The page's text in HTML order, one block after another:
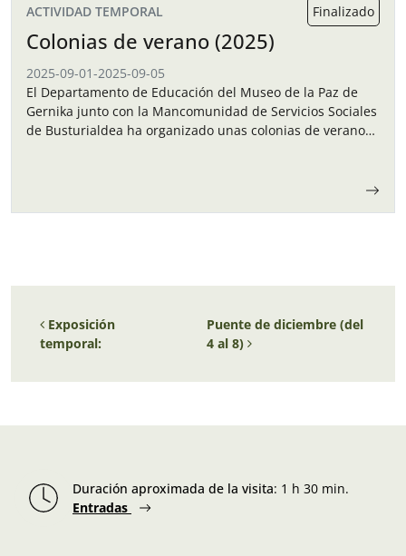
ACTIVIDAD TEMPORAL Finalizado
Colonias de verano (2025)
2025-09-01-2025-09-05
El Departamento de Educación del Museo de la Paz de
Gernika junto con la Mancomunidad de Servicios Sociales
de Busturialdea ha organizado unas colonias de verano
Navegación de entradas
Exposición
temporal:
Puente de diciembre (del
4 al 8)
Duración aproximada de la visita: 1 h 30 min.
Entradas